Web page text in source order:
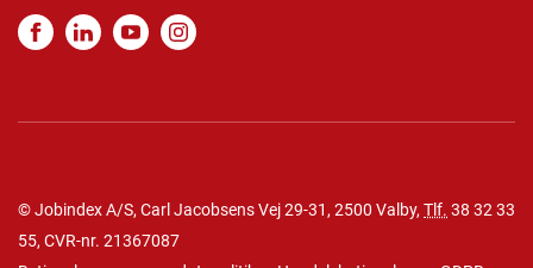
© Jobindex A/S, Carl Jacobsens Vej 29-31, 2500 Valby, Tlf. 38 32 33
55, CVR-nr. 21367087